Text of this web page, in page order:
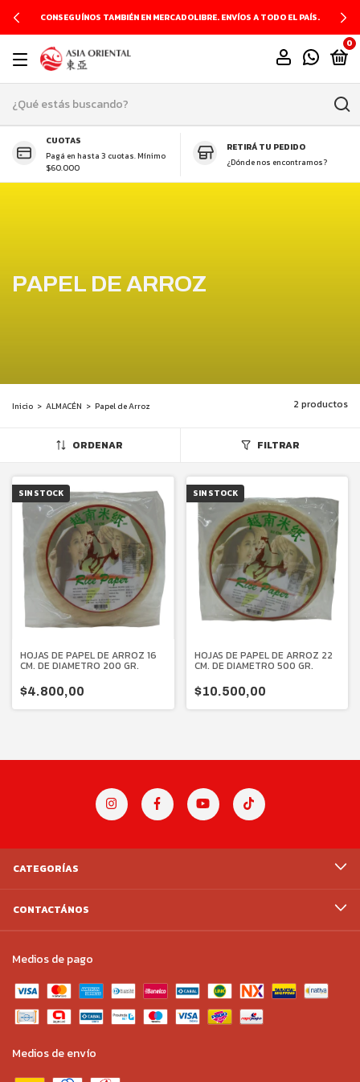
CONSEGUÍNOS TAMBIÉN EN MERCADOLIBRE. ENVÍOS A TODO EL PAÍS.
0
CUOTAS
Pagá en hasta 3 cuotas. Mínimo
$60.000
RETIRÁ TU PEDIDO
¿Dónde nos encontramos?
PAPEL DE ARROZ
Inicio > ALMACÉN > Papel de Arroz 2 productos
ORDENAR FILTRAR
SIN STOCK
HOJAS DE PAPEL DE ARROZ 16
CM. DE DIAMETRO 200 GR.
$4.800,00
SIN STOCK
HOJAS DE PAPEL DE ARROZ 22
CM. DE DIAMETRO 500 GR.
$10.500,00
CATEGORÍAS
CONTACTÁNOS
Medios de pago
Medios de envío